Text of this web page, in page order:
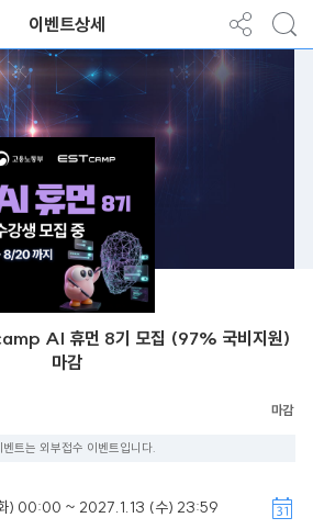
이벤트상세
AI 휴먼 8기 모집 (97% 국비지원)
마감
벤트는 외부접수 이벤트입니다.
) 00:00 ~ 2027.1.13 (수) 23:59